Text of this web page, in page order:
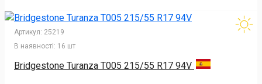
Артикул: 25219
В наявності: 16 шт
Bridgestone Turanza T005 215/55 R17 94V